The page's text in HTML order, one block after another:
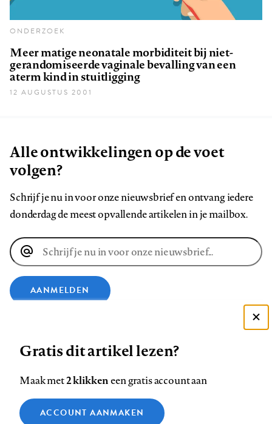
ONDERZOEK
Meer matige neonatale morbiditeit bij niet-
gerandomiseerde vaginale bevalling van een
aterm kind in stuitligging
12 AUGUSTUS 2001
Alle ontwikkelingen op de voet
volgen?
Schrijf je nu in voor onze nieuwsbrief en ontvang iedere
donderdag de meest opvallende artikelen in je mailbox.
E-
mailadres
AANMELDEN
ons
op
ons
ons
ons
ons
ons
Contact Colofon Disclaimer Privacy
Medische vragen verdienen
Zie onze cookie policy
Gratis dit artikel lezen?
Maak met2 klikkeneen gratis account aan
ACCOUNT AANMAKEN